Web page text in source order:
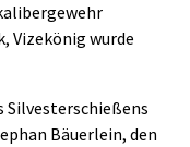
Vizekönig wurde
Silvesterschießens
Bäuerlein, den